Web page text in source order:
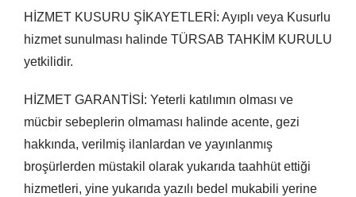
HİZMET KUSURU ŞİKAYETLERİ: Ayıplı veya Kusurlu
hizmet sunulması halinde TÜRSAB TAHKİM KURULU
yetkilidir.
HİZMET GARANTİSİ: Yeterli katılımın olması ve
mücbir sebeplerin olmaması halinde acente, gezi
hakkında, verilmiş ilanlardan ve yayınlanmış
broşürlerden müstakil olarak yukarıda taahhüt ettiği
hizmetleri, yine yukarıda yazılı bedel mukabili yerine